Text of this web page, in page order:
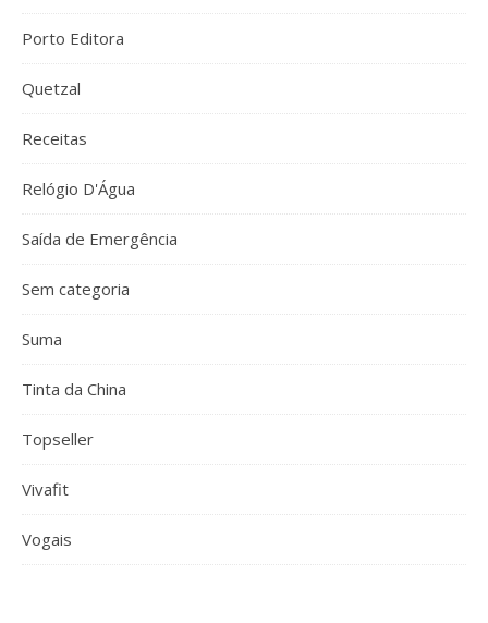
Porto Editora
Quetzal
Receitas
Relógio D'Água
Saída de Emergência
Sem categoria
Suma
Tinta da China
Topseller
Vivafit
Vogais